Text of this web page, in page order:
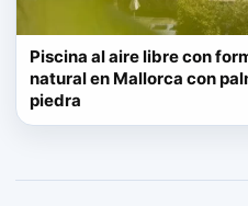
Piscina al aire libre con
natural en Mallorca con
piedra